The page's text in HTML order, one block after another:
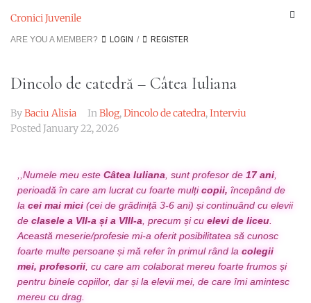
Cronici Juvenile
ARE YOU A MEMBER? LOGIN / REGISTER
Dincolo de catedră – Câtea Iuliana
ByBaciu Alisia InBlog,Dincolo de catedra,Interviu
Posted January 22, 2026
,,Numele meu este Câtea Iuliana , sunt profesor de 17 ani
perioadă în care am lucrat cu foarte mulțicopii, începând de
la cei mai mici (cei de grădiniță 3-6 ani) și continuând cu elevii
de clasele a VII-a și a VIII-a , precum și cu elevi de liceu
Această meserie/profesie mi-a oferit posibilitatea să cunosc
foarte multe persoane și mă refer în primul rând la colegii
mei, profesorii , cu care am colaborat mereu foarte frumos și
pentru binele copiilor, dar și la elevii mei, de care îmi amintesc
mereu cu drag.